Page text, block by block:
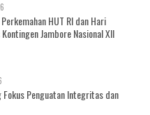
HUT RI dan Hari
Jambore Nasional XII
Fokus Penguatan Integritas dan